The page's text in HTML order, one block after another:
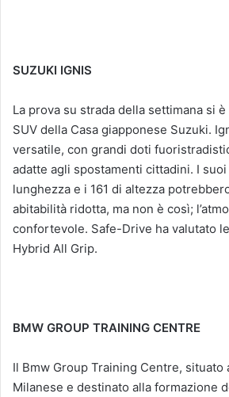
SUZUKI IGNIS
La prova su strada della settimana si
SUV della Casa giapponese Suzuki.
versatile, con grandi doti
adatte agli spostamenti cittadini. I
lunghezza e i 161 di altezza
abitabilità ridotta, ma non è così;
confortevole. Safe-Drive ha valutato
Hybrid All Grip.
BMW GROUP TRAINING CENTRE
Il Bmw Group Training Centre, situato
Milanese e destinato alla formazione